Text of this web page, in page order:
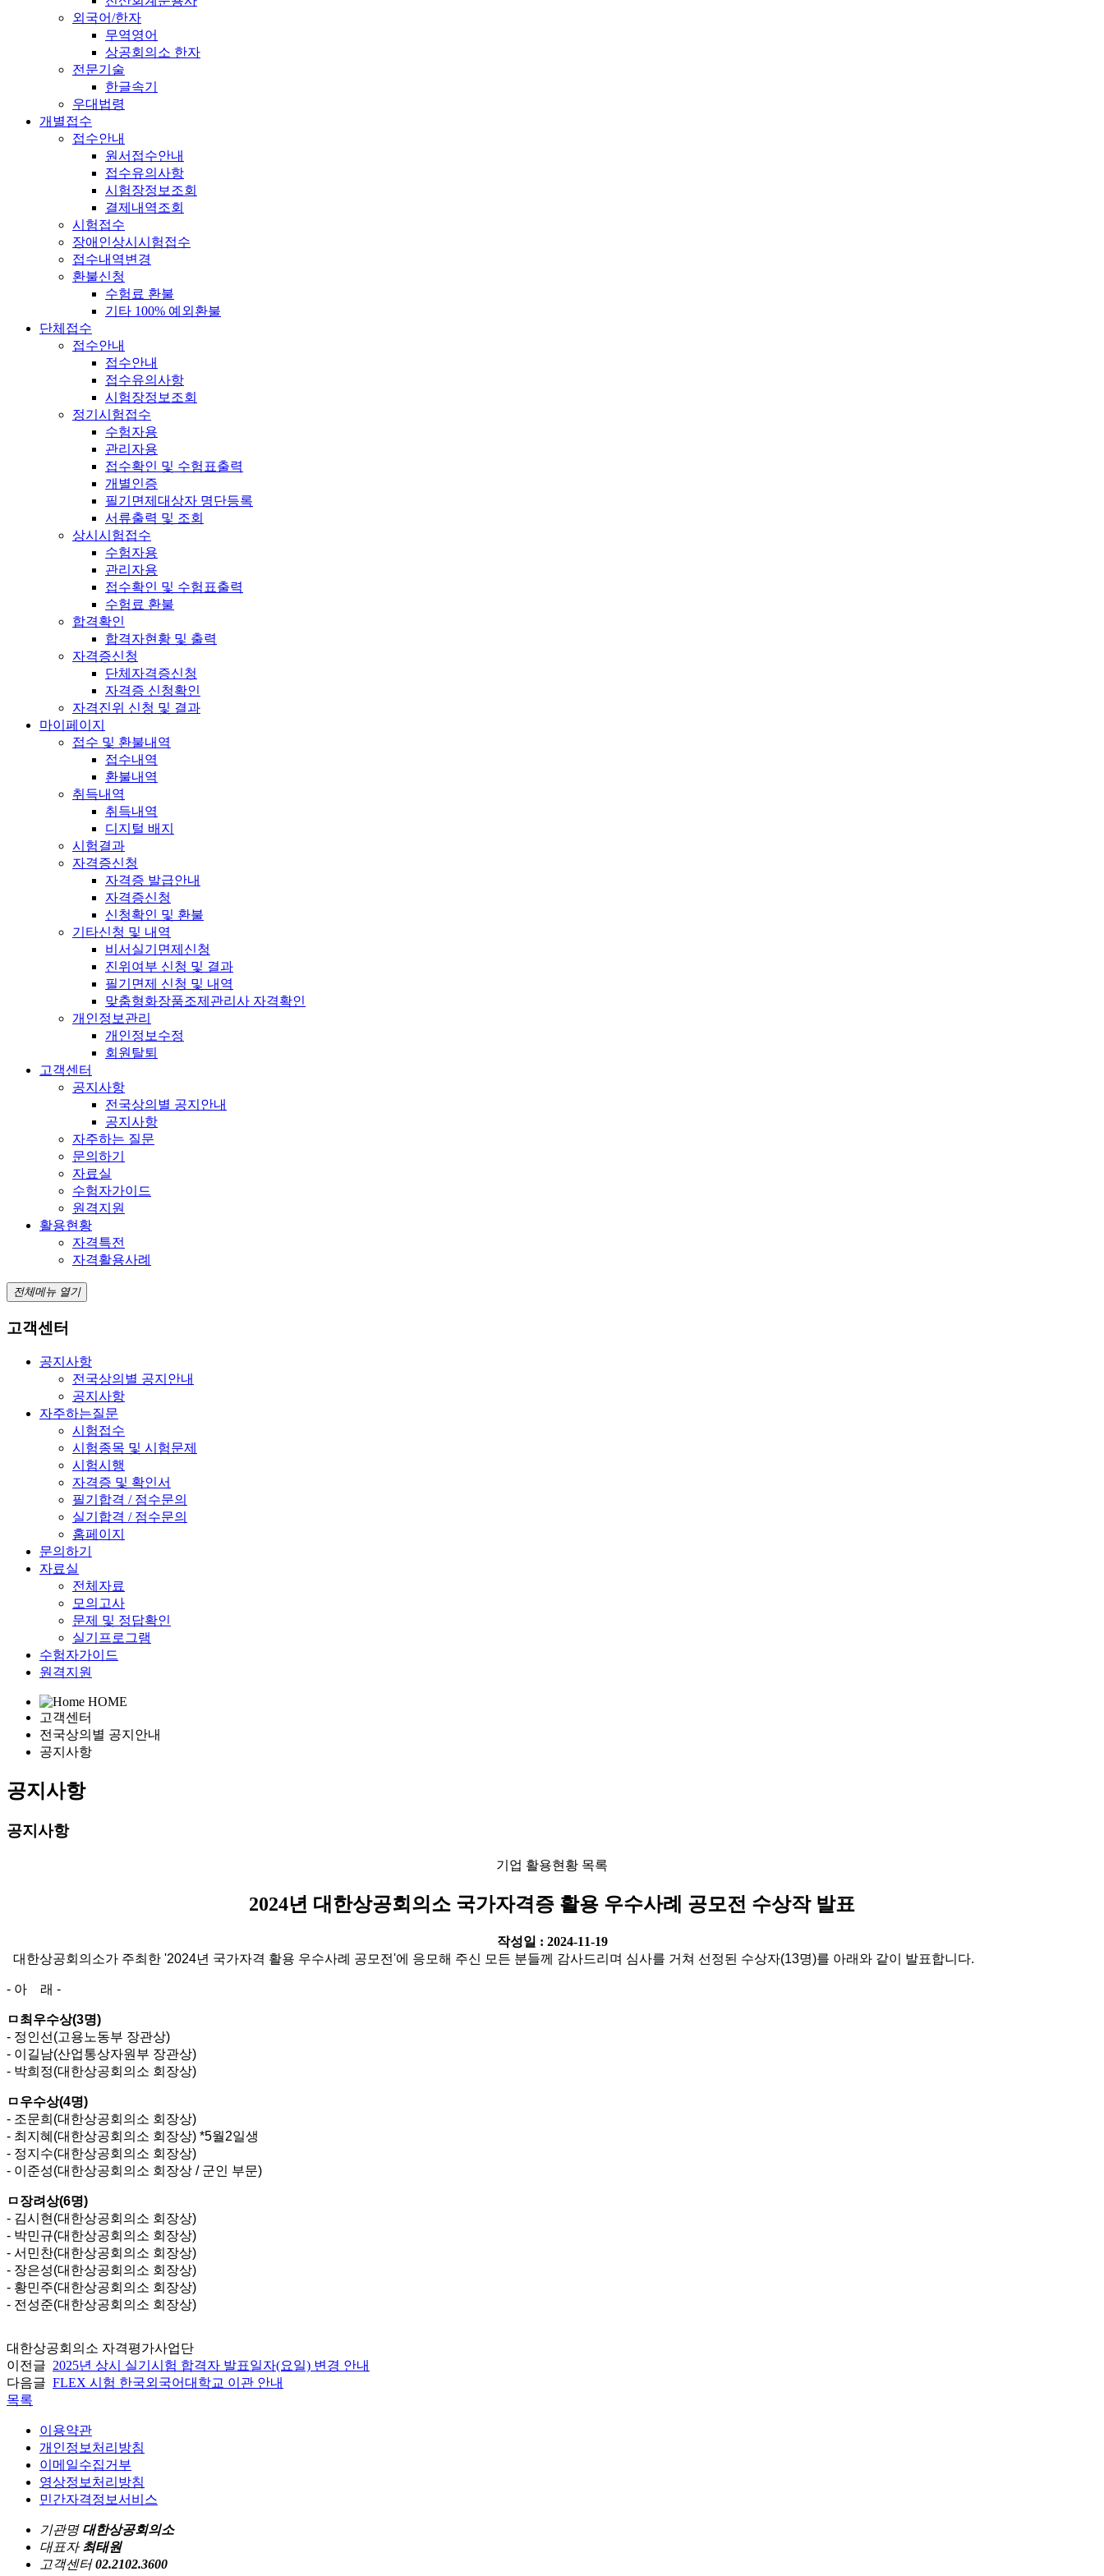
외국어/한자
무역영어
상공회의소 한자
전문기술
한글속기
우대법령
개별접수
접수안내
원서접수안내
접수유의사항
시험장정보조회
결제내역조회
시험접수
장애인상시시험접수
접수내역변경
환불신청
수험료 환불
기타 100% 예외환불
단체접수
접수안내
접수안내
접수유의사항
시험장정보조회
정기시험접수
수험자용
관리자용
접수확인 및 수험표출력
개별인증
필기면제대상자 명단등록
서류출력 및 조회
상시시험접수
수험자용
관리자용
접수확인 및 수험표출력
수험료 환불
합격확인
합격자현황 및 출력
자격증신청
단체자격증신청
자격증 신청확인
자격진위 신청 및 결과
마이페이지
접수 및 환불내역
접수내역
환불내역
취득내역
취득내역
디지털 배지
시험결과
자격증신청
자격증 발급안내
자격증신청
신청확인 및 환불
기타신청 및 내역
비서실기면제신청
진위여부 신청 및 결과
필기면제 신청 및 내역
맞춤형화장품조제관리사 자격확인
개인정보관리
개인정보수정
회원탈퇴
고객센터
공지사항
전국상의별 공지안내
공지사항
자주하는 질문
문의하기
자료실
수험자가이드
원격지원
활용현황
자격특전
자격활용사례
전체메뉴 열기
고객센터
공지사항
전국상의별 공지안내
공지사항
자주하는질문
시험접수
시험종목 및 시험문제
시험시행
자격증 및 확인서
필기합격 / 점수문의
실기합격 / 점수문의
홈페이지
문의하기
자료실
전체자료
모의고사
문제 및 정답확인
실기프로그램
수험자가이드
원격지원
HOME
고객센터
전국상의별 공지안내
공지사항
공지사항
공지사항
기업 활용현황 목록
2024년 대한상공회의소 국가자격증 활용 우수사례 공모전 수상작 발표
작성일 : 2024-11-19
대한상공회의소가 주최한 '2024년 국가자격 활용 우수사례 공모전'에 응모해 주신 모든 분들께 감사드리며 심사를 거쳐 선정된 수상자(13명)를 아래와 같이 발표합니다.
- 아 래 -
ㅁ최우수상(3명)
- 정인선(고용노동부 장관상)
- 이길남(산업통상자원부 장관상)
- 박희정(대한상공회의소 회장상)
ㅁ우수상(4명)
- 조문희(대한상공회의소 회장상)
- 최지혜(대한상공회의소 회장상) *5월2일생
- 정지수(대한상공회의소 회장상)
- 이준성(대한상공회의소 회장상 / 군인 부문)
ㅁ장려상(6명)
- 김시현(대한상공회의소 회장상)
- 박민규(대한상공회의소 회장상)
- 서민찬(대한상공회의소 회장상)
- 장은성(대한상공회의소 회장상)
- 황민주(대한상공회의소 회장상)
- 전성준(대한상공회의소 회장상)
대한상공회의소 자격평가사업단
이전글 2025년 상시 실기시험 합격자 발표일자(요일) 변경 안내
다음글 FLEX 시험 한국외국어대학교 이관 안내
목록
이용약관
개인정보처리방침
이메일수집거부
영상정보처리방침
민간자격정보서비스
기관명 대한상공회의소
대표자 최태원
고객센터 02.2102.3600